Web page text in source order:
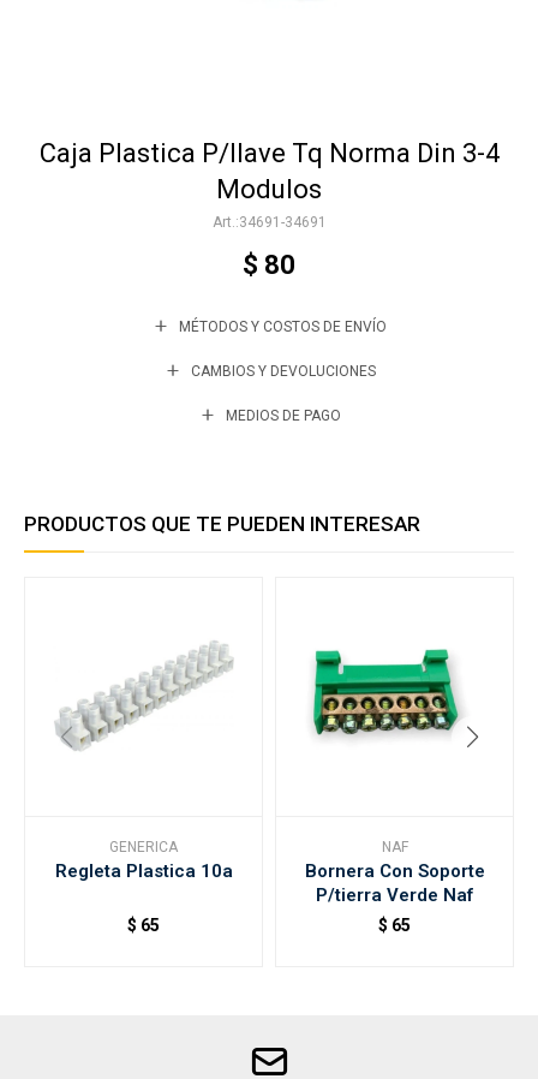
Caja Plastica P/llave Tq Norma Din 3-4
Modulos
34691-34691
$ 80
MÉTODOS Y COSTOS DE ENVÍO
CAMBIOS Y DEVOLUCIONES
MEDIOS DE PAGO
PRODUCTOS QUE TE PUEDEN INTERESAR
GENERICA
Regleta Plastica 10a
$ 65
NAF
Bornera Con Soporte
P/tierra Verde Naf
$ 65
Varios